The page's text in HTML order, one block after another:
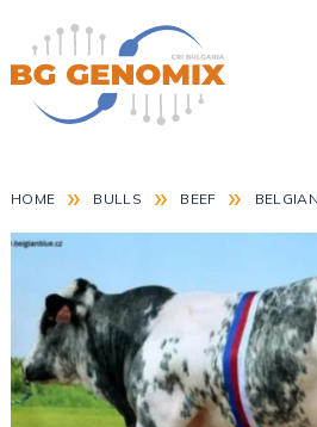
HOME » BULLS » BEEF »